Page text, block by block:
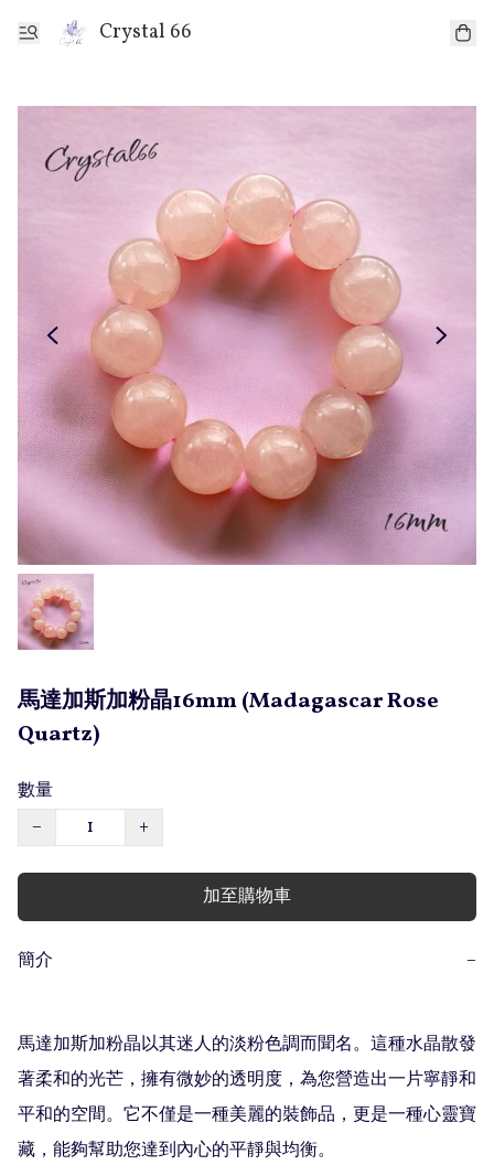
Crystal 66
馬達加斯加粉晶16mm (Madagascar Rose
Quartz)
數量
−
+
加至購物車
簡介 −
馬達加斯加粉晶以其迷人的淡粉色調而聞名。這種水晶散發
著柔和的光芒，擁有微妙的透明度，為您營造出一片寧靜和
平和的空間。它不僅是一種美麗的裝飾品，更是一種心靈寶
藏，能夠幫助您達到內心的平靜與均衡。